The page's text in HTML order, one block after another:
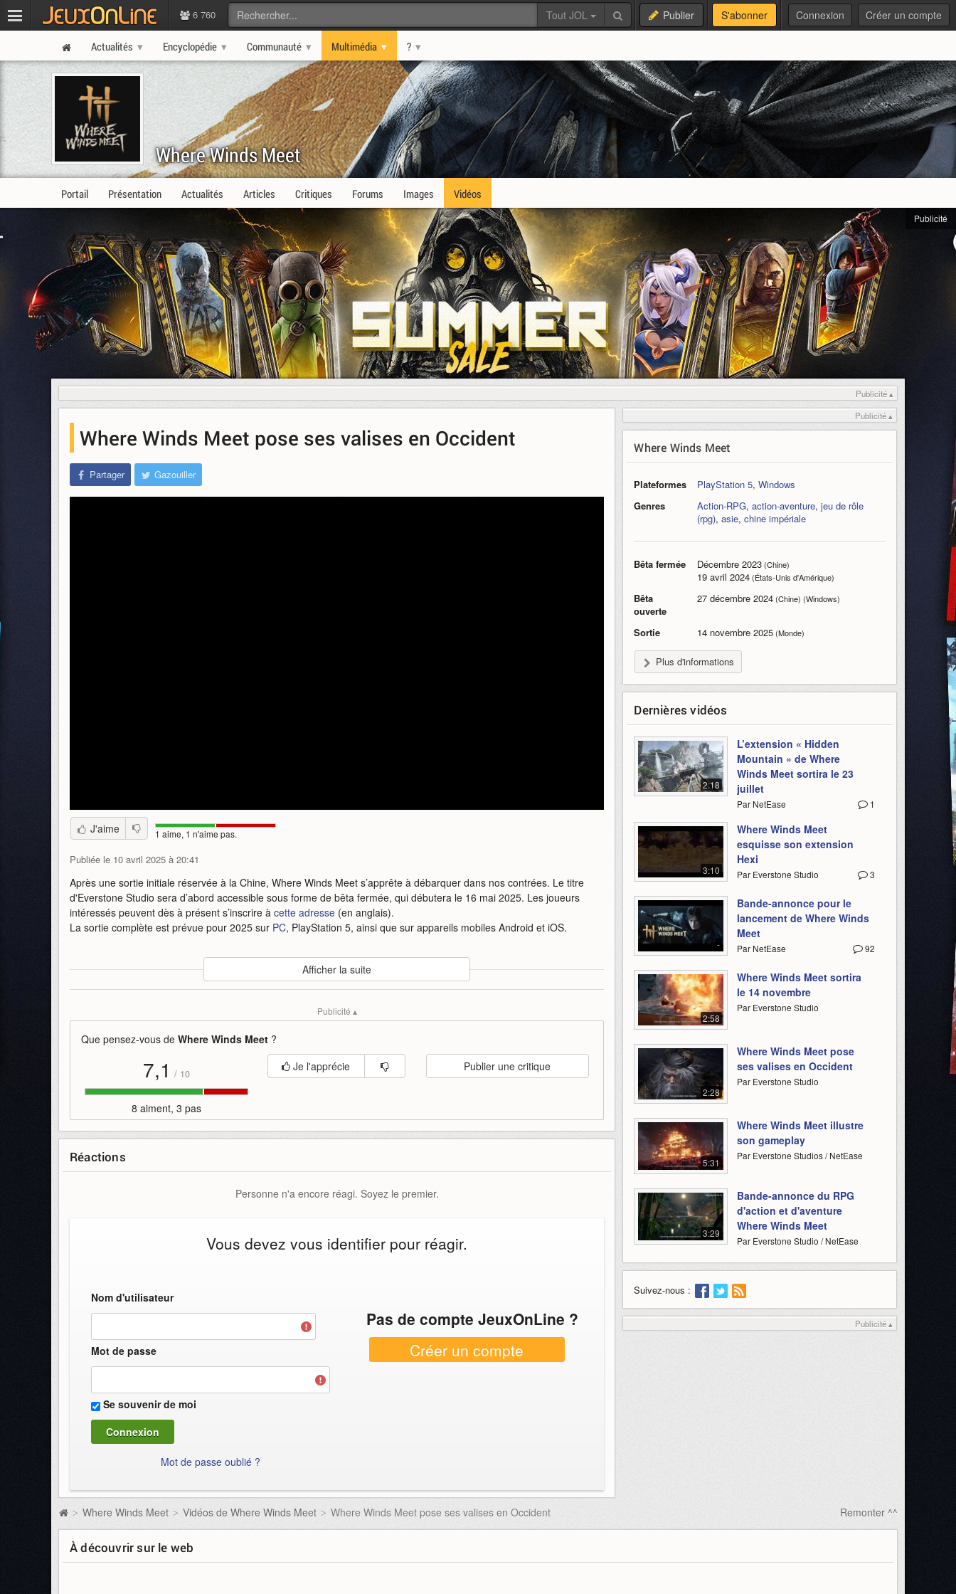
6 760 Tout JOL Publier S'abonner Connexion Créer un compte
Actualités Encyclopédie Communauté Multimédia ?
Where Winds Meet
Portail Présentation Actualités Articles Critiques Forums Images Vidéos
Publicité
Publicité ▴
Where Winds Meet pose ses valises en Occident
Partager Gazouiller
J'aime 1 aime, 1 n'aime pas.
Publiée le 10 avril 2025 à 20:41
Après une sortie initiale réservée à la Chine, Where Winds Meet s’apprête à débarquer dans nos contrées. Le titre
d'Everstone Studio sera d’abord accessible sous forme de bêta fermée, qui débutera le 16 mai 2025. Les joueurs
intéressés peuvent dès à présent s’inscrire à cette adresse (en anglais).
La sortie complète est prévue pour 2025 sur PC, PlayStation 5, ainsi que sur appareils mobiles Android et iOS.
Afficher la suite
Publicité ▴
Que pensez-vous de Where Winds Meet ?
7,1 / 10
8 aiment, 3 pas
Je l'apprécie Publier une critique
Réactions
Personne n'a encore réagi. Soyez le premier.
Vous devez vous identifier pour réagir.
Nom d'utilisateur
Mot de passe
Se souvenir de moi
Mot de passe oublié ?
Pas de compte JeuxOnLine ?
Créer un compte
Publicité ▴
Where Winds Meet
Plateformes PlayStation 5,Windows
Genres
Action-RPG,action-aventure,jeu de rôle
(rpg),asie,chine impériale
Bêta fermée Décembre 2023(Chine)
19 avril 2024(États-Unis d'Amérique)
Bêta
ouverte
27 décembre 2024(Chine) (Windows)
Sortie 14 novembre 2025(Monde)
Plus d'informations
Dernières vidéos
2:18
L’extension « Hidden
Mountain » de Where
Winds Meet sortira le 23
juillet
1
Par NetEase
3:10
Where Winds Meet
esquisse son extension
Hexi
3
Par Everstone Studio
-
Bande-annonce pour le
lancement de Where Winds
Meet
92
Par NetEase
2:58
Where Winds Meet sortira
le 14 novembre
Par Everstone Studio
2:28
Where Winds Meet pose
ses valises en Occident
Par Everstone Studio
5:31
Where Winds Meet illustre
son gameplay
Par Everstone Studios / NetEase
3:29
Bande-annonce du RPG
d'action et d'aventure
Where Winds Meet
Par Everstone Studio / NetEase
Suivez-nous :
Publicité ▴
Remonter ^^
> Where Winds Meet > Vidéos de Where Winds Meet > Where Winds Meet pose ses valises en Occident
À découvrir sur le web